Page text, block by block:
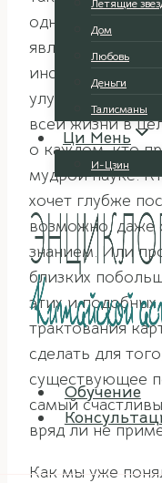
Летящие
Дом
Любовь
Деньги
Талисманы
Ци Мень
И-Цзин
Обучение
одной из
является
инструментов,
улучшению
всей жизни в
о каждом, кто
мудрой науке.
хочет глубже
возможно, даже
знанием. Или
близких
этих и подобных
трактования
сделать для
существующее
самый
вряд ли не
Как мы уже